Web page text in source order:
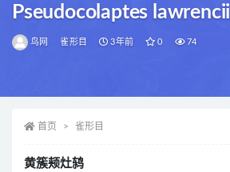
Pseudocolaptes lawrencii
鸟网 雀形目 3年前 0 74
首页 雀形目
黄簇颊灶鸫